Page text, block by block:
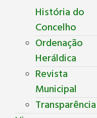
História do
Concelho
Ordenação
Heráldica
Revista
Municipal
Transparência